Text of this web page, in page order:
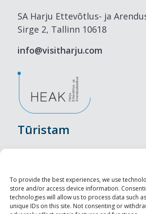
To provide the best experiences, we use
store and/or access device information.
technologies will allow us to process data such
unique IDs on this site. Not consenting or
SA Harju Ettevõtlus- ja
Sirge 2, Tallinn 10618
info@visitharju.com
Tūristam
Nakšņošana
Vietas maltītei